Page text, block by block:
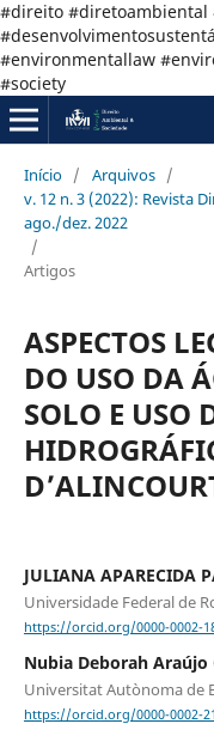
#direito #diretoambiental
#environmentallaw
#society
Início / Arquivos /
v. 12 n. 3 (2022): Revista
ago./dez. 2022
/
Artigos
ASPECTOS
DO USO DA
SOLO E USO
JULIANA APARECIDA
Universidade Federal de
https://orcid.org/0000-0002-
Nubia Deborah Araújo
Universitat Autònoma de
https://orcid.org/0000-0002-